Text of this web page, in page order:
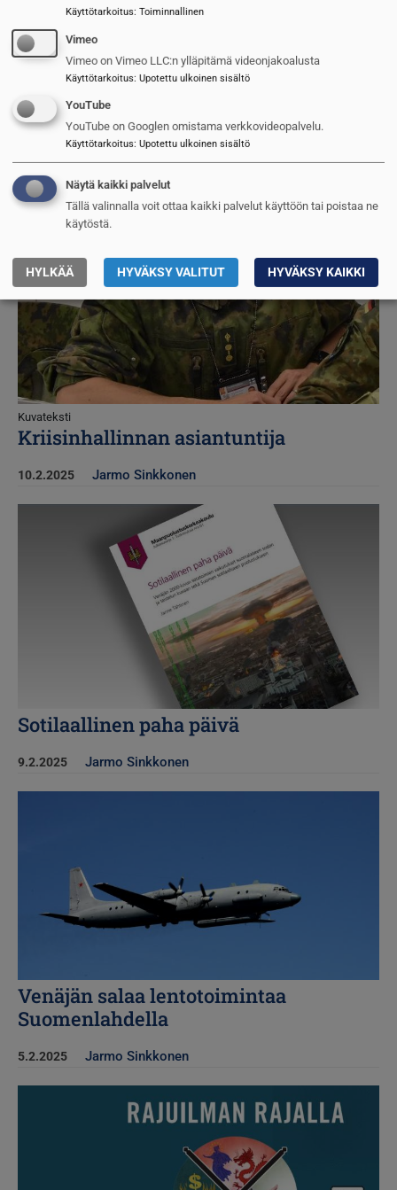
10.2.2025 Jarmo Sinkkonen
Kuva
Kuvateksti
Kriisinhallinnan asiantuntija
10.2.2025 Jarmo Sinkkonen
Sotilaallinen paha päivä
9.2.2025 Jarmo Sinkkonen
Venäjän salaa lentotoimintaa
Suomenlahdella
5.2.2025 Jarmo Sinkkonen
Käyttötarkoitus: Toiminnallinen
Vimeo
Vimeo on Vimeo LLC:n ylläpitämä videonjakoalusta
Käyttötarkoitus: Upotettu ulkoinen sisältö
YouTube
YouTube on Googlen omistama verkkovideopalvelu.
Käyttötarkoitus: Upotettu ulkoinen sisältö
Näytä kaikki palvelut
Tällä valinnalla voit ottaa kaikki palvelut käyttöön tai poistaa ne
käytöstä.
HYLKÄÄ HYVÄKSY VALITUT HYVÄKSY KAIKKI